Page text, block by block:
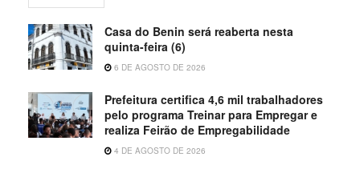
Casa do Benin será reaberta nesta
quinta-feira (6)
6 DE AGOSTO DE 2026
Prefeitura certifica 4,6 mil trabalhadores
pelo programa Treinar para Empregar e
realiza Feirão de Empregabilidade
4 DE AGOSTO DE 2026